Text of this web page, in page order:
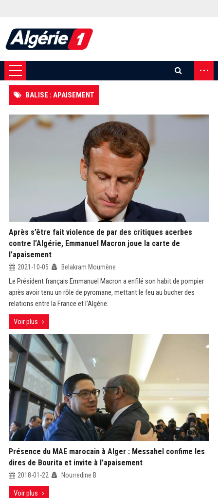
...
BALISE : APAISEMENT
Après s’être fait violence de par des critiques acerbes
contre l’Algérie, Emmanuel Macron joue la carte de
l’apaisement
2021-10-05 Belakram Moumène
Le Président français Emmanuel Macron a enfilé son habit de pompier
après avoir tenu un rôle de pyromane, mettant le feu au bucher des
relations entre la France et l’Algérie.
Voir plus
Présence du MAE marocain à Alger : Messahel confime les
dires de Bourita et invite à l’apaisement
2018-01-22 Nourredine B
Voir plus